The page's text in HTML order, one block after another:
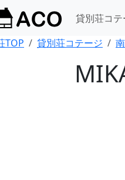
貸別荘コテ
TOP
貸別荘コテージ